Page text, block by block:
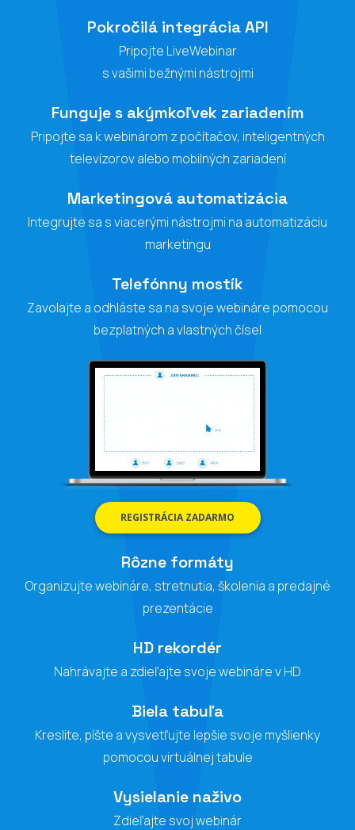
Pokročilá integrácia API
Pripojte LiveWebinar
s vašimi bežnými nástrojmi
Funguje s akýmkoľvek zariadením
Pripojte sa k webinárom z počítačov, inteligentných
televízorov alebo mobilných zariadení
Marketingová automatizácia
Integrujte sa s viacerými nástrojmi na automatizáciu
marketingu
Telefónny mostík
Zavolajte a odhláste sa na svoje webináre pomocou
bezplatných a vlastných čísel
REGISTRÁCIA ZADARMO
Rôzne formáty
Organizujte webináre, stretnutia, školenia a predajné
prezentácie
HD rekordér
Nahrávajte a zdieľajte svoje webináre v HD
Biela tabuľa
Kreslite, píšte a vysvetľujte lepšie svoje myšlienky
pomocou virtuálnej tabule
Vysielanie naživo
Zdieľajte svoj webinár